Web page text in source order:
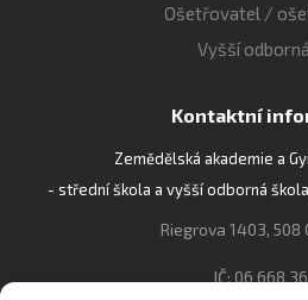
Ošetřovatel /
Vyšší
Kontaktní
Zemědělská akademie a
- střední škola a vyšší odborná
Riegrova 1403, 508
IČ: 06 668